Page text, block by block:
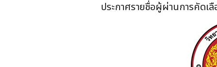
ประกาศรายชื่อผู้ผ่านการคัดเ